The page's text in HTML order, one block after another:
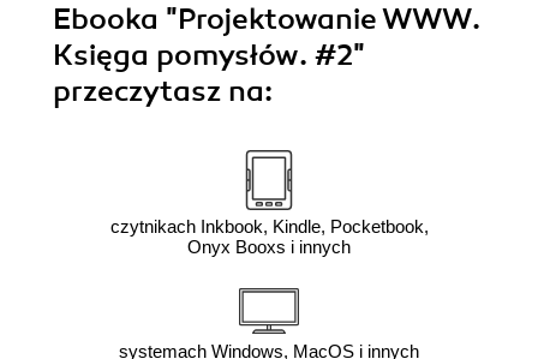
Ebooka "Projektowanie WWW.
Księga pomysłów. #2"
przeczytasz na:
czytnikach Inkbook, Kindle, Pocketbook,
Onyx Booxs i innych
systemach Windows, MacOS i innych